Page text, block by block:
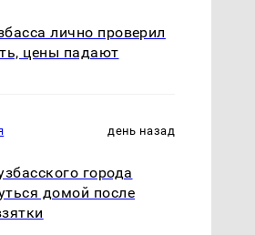
СМИ: В Химках на
подожгли.
лично проверил
цены падают
день назад
города
домой после